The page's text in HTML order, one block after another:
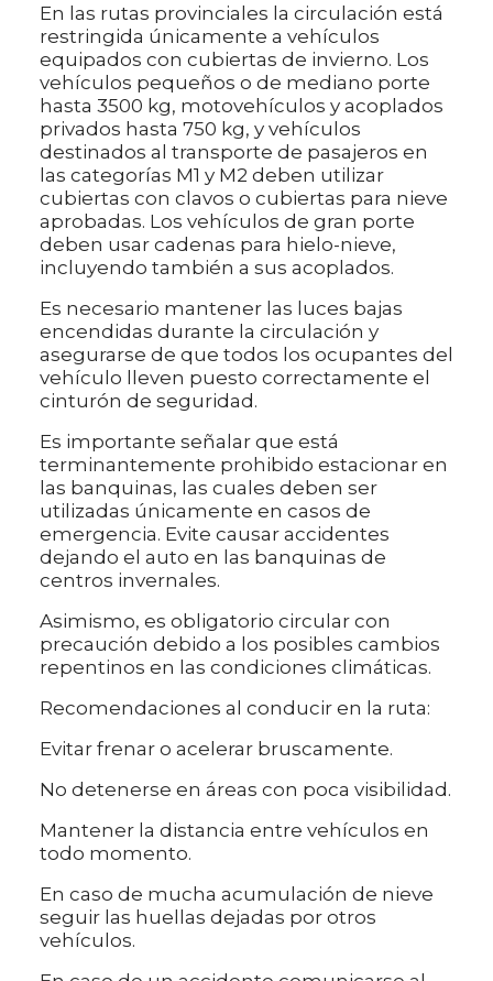
En las rutas provinciales la circulación está
restringida únicamente a vehículos
equipados con cubiertas de invierno. Los
vehículos pequeños o de mediano porte
hasta 3500 kg, motovehículos y acoplados
privados hasta 750 kg, y vehículos
destinados al transporte de pasajeros en
las categorías M1 y M2 deben utilizar
cubiertas con clavos o cubiertas para nieve
aprobadas. Los vehículos de gran porte
deben usar cadenas para hielo-nieve,
incluyendo también a sus acoplados.
Es necesario mantener las luces bajas
encendidas durante la circulación y
asegurarse de que todos los ocupantes del
vehículo lleven puesto correctamente el
cinturón de seguridad.
Es importante señalar que está
terminantemente prohibido estacionar en
las banquinas, las cuales deben ser
utilizadas únicamente en casos de
emergencia. Evite causar accidentes
dejando el auto en las banquinas de
centros invernales.
Asimismo, es obligatorio circular con
precaución debido a los posibles cambios
repentinos en las condiciones climáticas.
Recomendaciones al conducir en la ruta:
Evitar frenar o acelerar bruscamente.
No detenerse en áreas con poca visibilidad.
Mantener la distancia entre vehículos en
todo momento.
En caso de mucha acumulación de nieve
seguir las huellas dejadas por otros
vehículos.